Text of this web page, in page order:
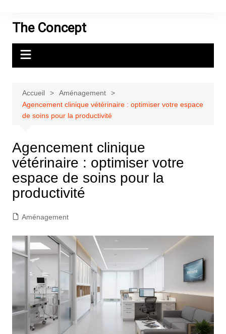
contenuThe Concept
Accueil
Aménagement
Agencement clinique vétérinaire : optimiser votre espace
de soins pour la productivité
Agencement clinique
vétérinaire : optimiser votre
espace de soins pour la
productivité
Aménagement